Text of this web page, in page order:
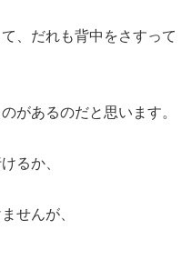
、だれも背中をさすって
があるのだと思います。
るか、
せんが、